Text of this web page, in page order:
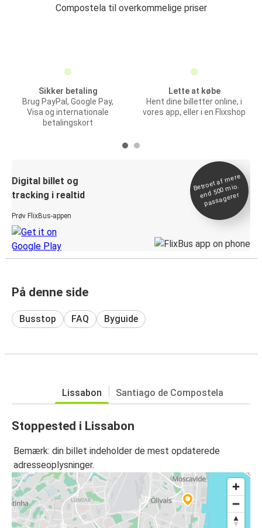
Compostela til overkommelige priser
Sikker betaling
Brug PayPal, Google Pay,
Visa og internationale
betalingskort
Lette at købe
Hent dine billetter online, i
vores app, eller i en Flixshop
Digital billet og
tracking i realtid
Prøv FlixBus-appen
Betroet af
mere
end 500
mio.
passagerer
På denne side
Busstop FAQ Byguide
Lissabon Santiago de Compostela
Stoppested i Lissabon
Bemærk: din billet indeholder de mest opdaterede
adresseoplysninger.